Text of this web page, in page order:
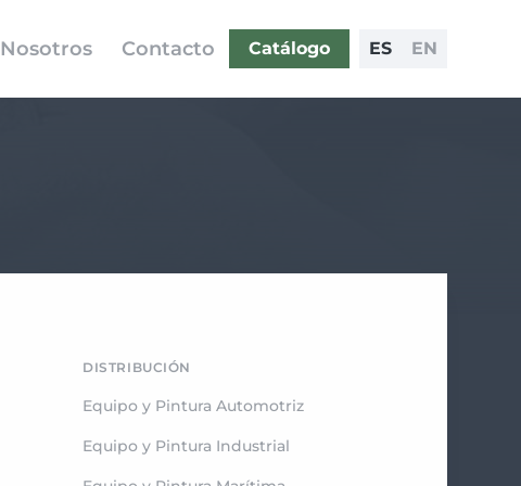
Nosotros Contacto Catálogo ES EN
DISTRIBUCIÓN
Equipo y Pintura Automotriz
Equipo y Pintura Industrial